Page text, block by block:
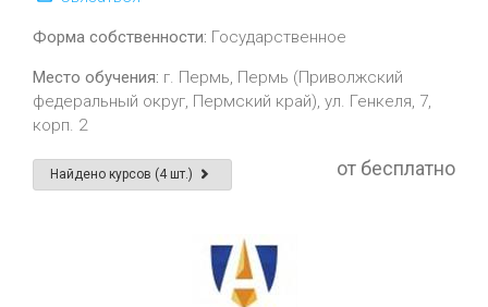
Форма собственности: Государственное
Место обучения: г. Пермь, Пермь (Приволжский
федеральный округ, Пермский край), ул. Генкеля, 7,
корп. 2
Найдено курсов (4 шт.) от бесплатно